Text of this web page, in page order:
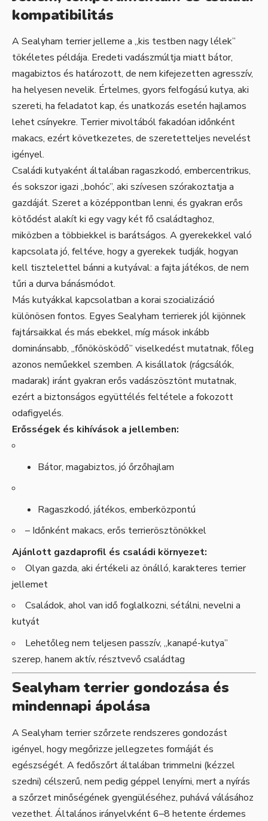
kompatibilitás
A Sealyham terrier jelleme a „kis testben nagy lélek”
tökéletes példája. Eredeti vadászmúltja miatt bátor,
magabiztos és határozott, de nem kifejezetten agresszív,
ha helyesen nevelik. Értelmes, gyors felfogású kutya, aki
szereti, ha feladatot kap, és unatkozás esetén hajlamos
lehet csínyekre. Terrier mivoltából fakadóan időnként
makacs, ezért következetes, de szeretetteljes nevelést
igényel.
Családi kutyaként általában ragaszkodó, embercentrikus,
és sokszor igazi „bohóc”, aki szívesen szórakoztatja a
gazdáját. Szeret a középpontban lenni, és gyakran erős
kötődést alakít ki egy vagy két fő családtaghoz,
miközben a többiekkel is barátságos. A gyerekekkel való
kapcsolata jó, feltéve, hogy a gyerekek tudják, hogyan
kell tisztelettel bánni a kutyával: a fajta játékos, de nem
tűri a durva bánásmódot.
Más kutyákkal kapcsolatban a korai szocializáció
különösen fontos. Egyes Sealyham terrierek jól kijönnek
fajtársaikkal és más ebekkel, míg mások inkább
dominánsabb, „főnökösködő” viselkedést mutatnak, főleg
azonos neműekkel szemben. A kisállatok (rágcsálók,
madarak) iránt gyakran erős vadászösztönt mutatnak,
ezért a biztonságos együttélés feltétele a fokozott
odafigyelés.
Erősségek és kihívások a jellemben:
Bátor, magabiztos, jó őrzőhajlam
Ragaszkodó, játékos, emberközpontú
– Időnként makacs, erős terrierösztönökkel
Ajánlott gazdaprofil és családi környezet:
Olyan gazda, aki értékeli az önálló, karakteres terrier
jellemet
Családok, ahol van idő foglalkozni, sétálni, nevelni a
kutyát
Lehetőleg nem teljesen passzív, „kanapé-kutya”
szerep, hanem aktív, résztvevő családtag
Sealyham terrier gondozása és
mindennapi ápolása
A Sealyham terrier szőrzete rendszeres gondozást
igényel, hogy megőrizze jellegzetes formáját és
egészségét. A fedőszőrt általában trimmelni (kézzel
szedni) célszerű, nem pedig géppel lenyírni, mert a nyírás
a szőrzet minőségének gyengüléséhez, puhává válásához
vezethet. Általános irányelvként 6–8 hetente érdemes